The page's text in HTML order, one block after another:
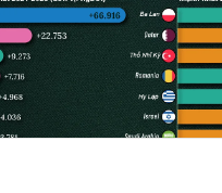
có số người siêu